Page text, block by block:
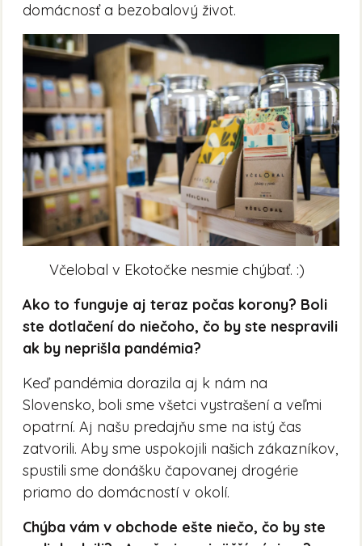
domácnosť a bezobalový život.
Včelobal v Ekotočke nesmie chýbať. :)
Ako to funguje aj teraz počas korony? Boli
ste dotlačení do niečoho, čo by ste nespravili
ak by neprišla pandémia?
Keď pandémia dorazila aj k nám na
Slovensko, boli sme všetci vystrašení a veľmi
opatrní. Aj našu predajňu sme na istý čas
zatvorili. Aby sme uspokojili našich zákazníkov,
spustili sme donášku čapovanej drogérie
priamo do domácností v okolí.
Chýba vám v obchode ešte niečo, čo by ste